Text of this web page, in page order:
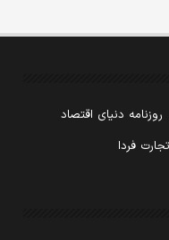
روزنامه دنیای اقتصاد
فردا